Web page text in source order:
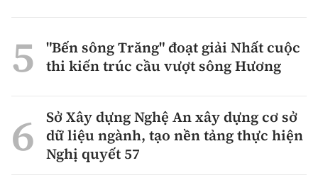
"Bến sông Trăng" đoạt giải Nhất cuộc
thi kiến trúc cầu vượt sông Hương
Sở Xây dựng Nghệ An xây dựng cơ sở
dữ liệu ngành, tạo nền tảng thực hiện
Nghị quyết 57